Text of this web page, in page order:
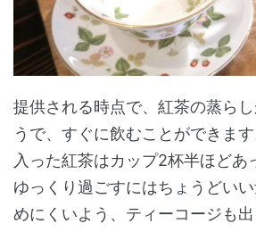
提供される時点で、紅茶の蒸ら
うで、すぐに飲むことができま
入った紅茶はカップ2杯半ほどあ
ゆっくり過ごすにはちょうどい
めにくいよう、ティーコージも出